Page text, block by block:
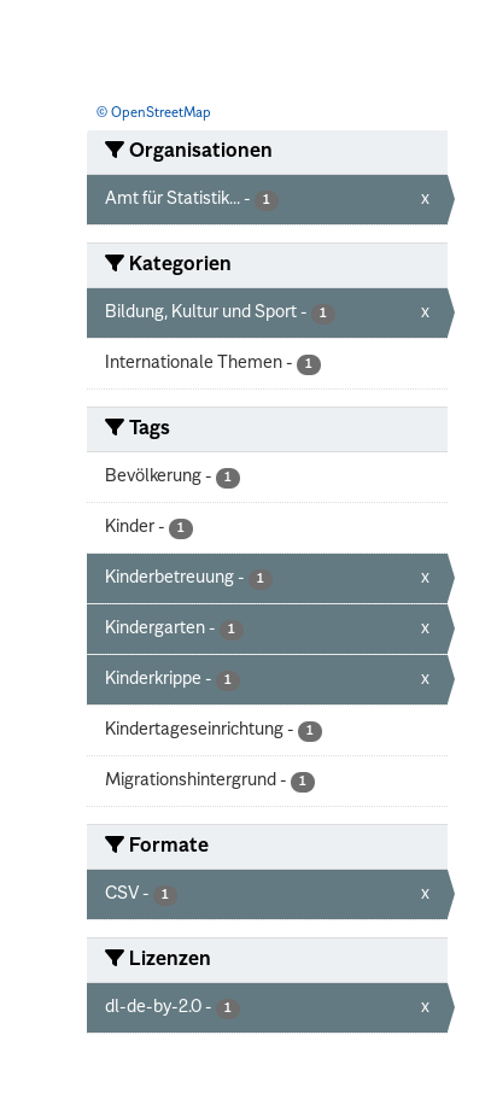
© OpenStreetMap
Organisationen
Amt für Statistik... - 1 x
Kategorien
Bildung, Kultur und Sport - 1 x
Internationale Themen - 1
Tags
Bevölkerung - 1
Kinder - 1
Kinderbetreuung - 1 x
Kindergarten - 1 x
Kinderkrippe - 1 x
Kindertageseinrichtung - 1
Migrationshintergrund - 1
Formate
CSV - 1 x
Lizenzen
dl-de-by-2.0 - 1 x